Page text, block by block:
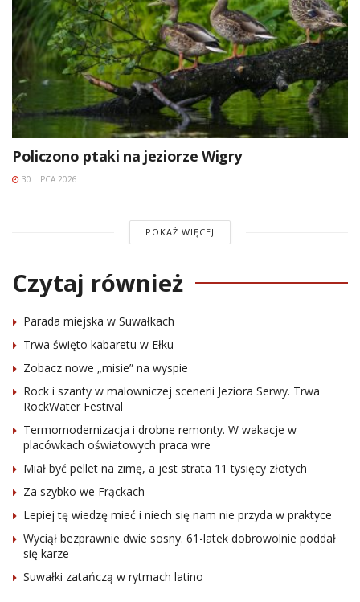
Policzono ptaki na jeziorze Wigry
30 LIPCA 2026
POKAŻ WIĘCEJ
Czytaj również
Parada miejska w Suwałkach
Trwa święto kabaretu w Ełku
Zobacz nowe „misie” na wyspie
Rock i szanty w malowniczej scenerii Jeziora Serwy. Trwa
RockWater Festival
Termomodernizacja i drobne remonty. W wakacje w
placówkach oświatowych praca wre
Miał być pellet na zimę, a jest strata 11 tysięcy złotych
Za szybko we Frąckach
Lepiej tę wiedzę mieć i niech się nam nie przyda w praktyce
Wyciął bezprawnie dwie sosny. 61-latek dobrowolnie poddał
się karze
Suwałki zatańczą w rytmach latino